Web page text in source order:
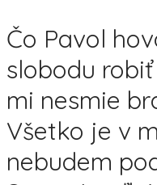
Čo Pavol
slobodu
mi nesmie
Všetko je v
nebudem